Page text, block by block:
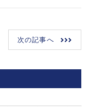
次の記事へ